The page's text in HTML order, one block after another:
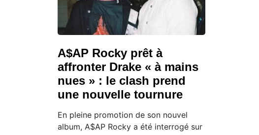
A$AP Rocky prêt à
affronter Drake « à mains
nues » : le clash prend
une nouvelle tournure
En pleine promotion de son nouvel
album, A$AP Rocky a été interrogé sur